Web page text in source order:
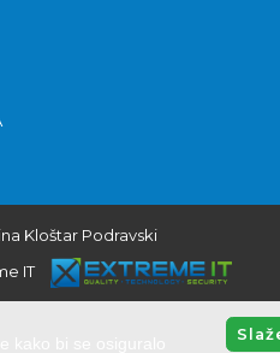
Kloštar Podravski
IT